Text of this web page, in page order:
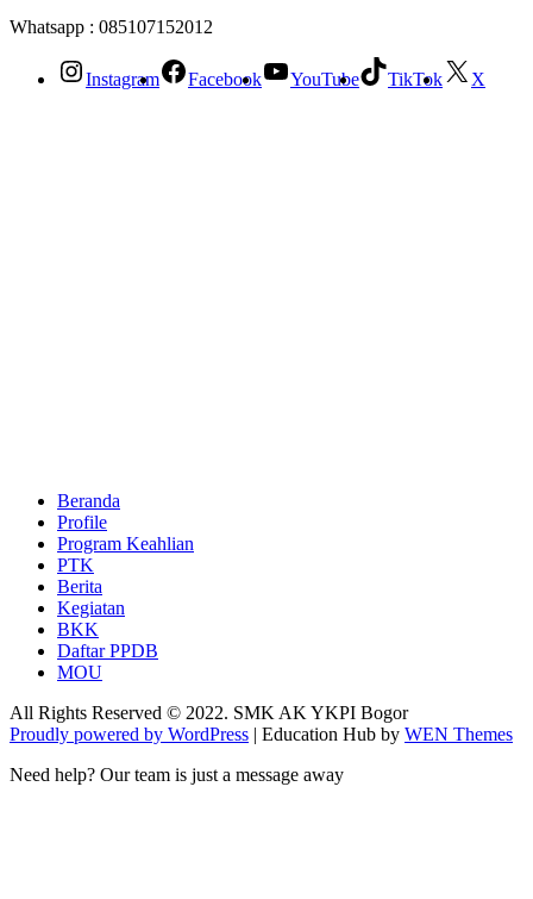
Whatsapp : 085107152012
Instagram Facebook YouTube TikTok X
Beranda
Profile
Program Keahlian
PTK
Berita
Kegiatan
BKK
Daftar PPDB
MOU
All Rights Reserved © 2022. SMK AK YKPI Bogor
Proudly powered by WordPress | Education Hub by WEN Themes
Need help? Our team is just a message away